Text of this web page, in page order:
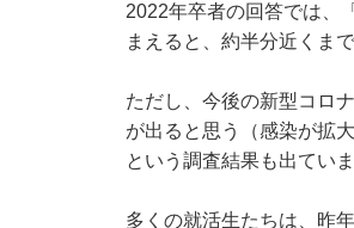
2022年卒者の回答では、
まえると、約半分近くま
ただし、今後の新型コロ
が出ると思う（感染が拡
という調査結果も出ていま
多くの就活生たちは、昨